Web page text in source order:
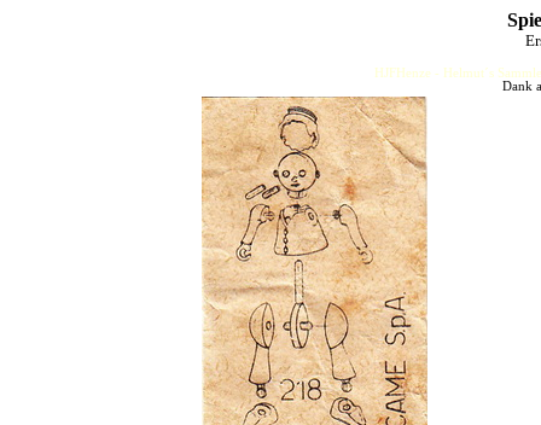
HJFHenze - Helmut´s
Dank